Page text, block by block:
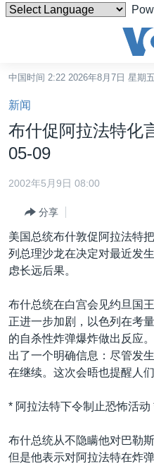
碍
链
接
转
内
转
到
导
跳
转
到
检
索
中国
国际
最新国际新闻
印太
欧洲
非洲
美洲
分类新闻
经济·金融·贸易
人权·法律·宗教
科教·文娱·体健
军事
劳工
美中关系
热点专题
白宫要闻
国会报道
美中关系
美国之音专访
VOA视频
VOA今日焦点
中文广播
关注我们
中国时间 2:22 2026年8月7日 星期五
新闻
布什促阿拉法特化
05-09
2002年5月9日 08:00
分享
美国总统布什敦促阿拉法特
列总理沙龙在决定对最近发
虑长远后果。
布什总统在白宫会见约旦国
正进一步加剧，以色列在考
的自杀性炸弹爆炸做出反应
出了一个明确信息：尽管发
在继续。这次会晤也提醒人
* 阿拉法特下令制止恐怖活动
布什总统从不隐瞒他对巴勒
但是他表示对阿拉法特在炸